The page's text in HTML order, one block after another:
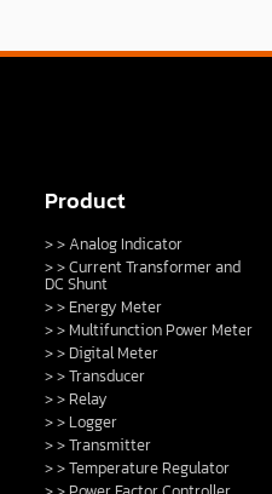
Product
> > Analog Indicator
> > Current Transformer and
DC Shunt
> > Energy Meter
> > Multifunction Power Meter
> > Digital Meter
> > Transducer
> > Relay
> > Logger
> > Transmitter
> > Temperature Regulator